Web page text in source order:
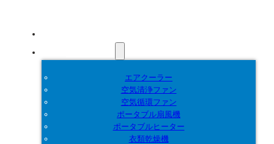
エアクーラー
空気清浄ファン
空気循環ファン
ポータブル扇風機
ポータブルヒーター
衣類乾燥機